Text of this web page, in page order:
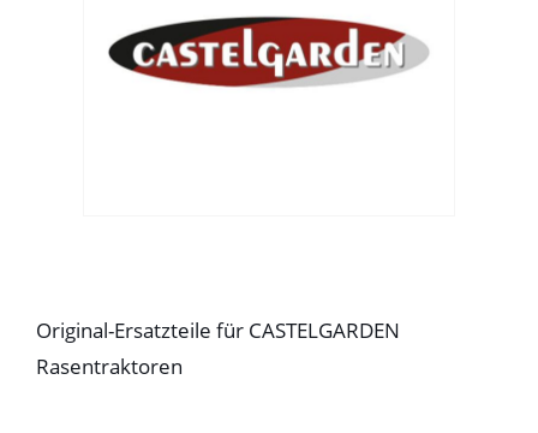
Original-Ersatzteile für CASTELGARDEN
Rasentraktoren